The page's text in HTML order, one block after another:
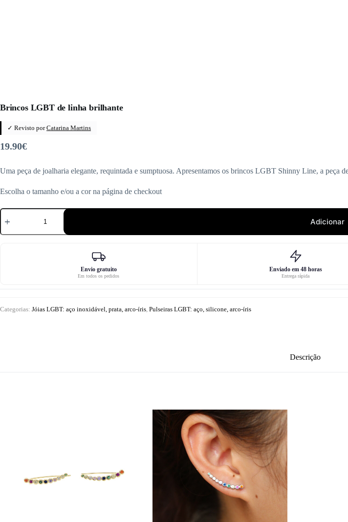
Brincos LGBT de linha brilhante
✓ Revisto porCatarina Martins
19.90€
Uma peça de joalharia elegante, requintada e sumptuosa. Apresentamos os brincos LGBT Shinny Line, a peça
Escolha o tamanho e/ou a cor na página de checkout
Quantidade
de
LGBT
Adicionar
Envio gratuito
Em todos os pedidos
Enviado em 48 horas
Entrega rápida
Categorias: Jóias LGBT: aço inoxidável, prata, arco-íris Pulseiras LGBT: aço, silicone, arco-íris
Descrição